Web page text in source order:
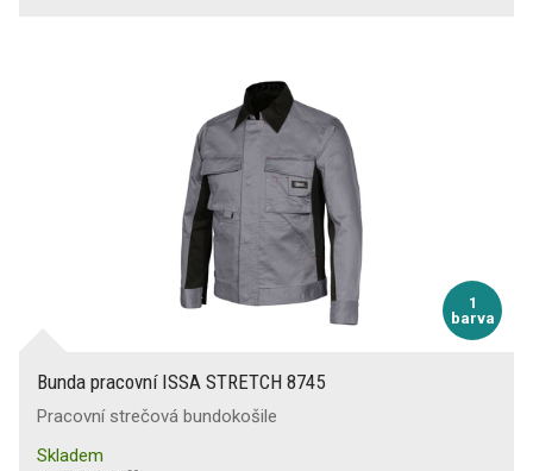
1
barva
Bunda pracovní ISSA STRETCH 8745
Pracovní strečová bundokošile
Skladem